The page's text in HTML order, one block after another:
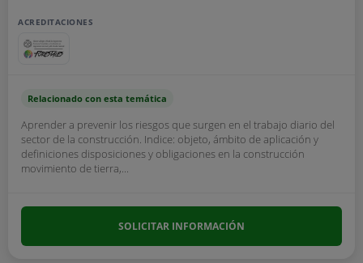
ACREDITACIONES
Relacionado con esta temática
Aprender a prevenir los riesgos que surgen en el trabajo diario del
sector de la construcción. Indice: objeto, ámbito de aplicación y
definiciones disposiciones y obligaciones en la construcción
movimiento de tierra,...
SOLICITAR INFORMACIÓN